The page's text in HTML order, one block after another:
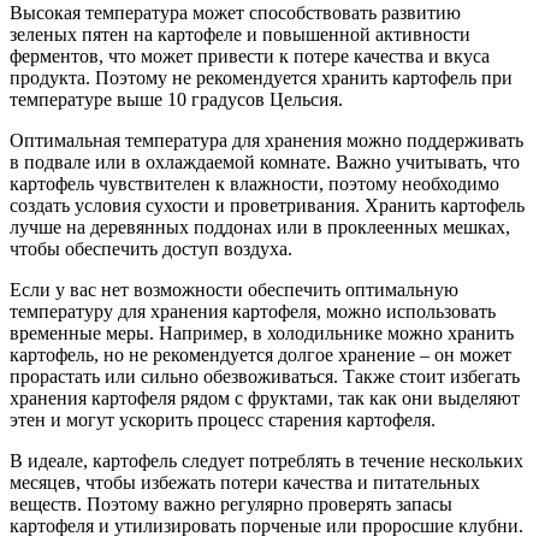
Высокая температура может способствовать развитию
зеленых пятен на картофеле и повышенной активности
ферментов, что может привести к потере качества и вкуса
продукта. Поэтому не рекомендуется хранить картофель при
температуре выше 10 градусов Цельсия.
Оптимальная температура для хранения можно поддерживать
в подвале или в охлаждаемой комнате. Важно учитывать, что
картофель чувствителен к влажности, поэтому необходимо
создать условия сухости и проветривания. Хранить картофель
лучше на деревянных поддонах или в проклеенных мешках,
чтобы обеспечить доступ воздуха.
Если у вас нет возможности обеспечить оптимальную
температуру для хранения картофеля, можно использовать
временные меры. Например, в холодильнике можно хранить
картофель, но не рекомендуется долгое хранение – он может
прорастать или сильно обезвоживаться. Также стоит избегать
хранения картофеля рядом с фруктами, так как они выделяют
этен и могут ускорить процесс старения картофеля.
В идеале, картофель следует потреблять в течение нескольких
месяцев, чтобы избежать потери качества и питательных
веществ. Поэтому важно регулярно проверять запасы
картофеля и утилизировать порченые или проросшие клубни.